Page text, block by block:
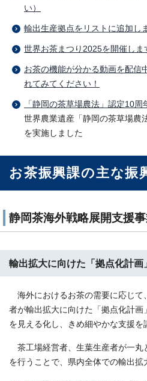
い）
輸出生産拠点をリストに追加し
世界お茶まつり2025を開催しま
お茶の機能が分かる動画を配信
れてみてください！
「静岡の茶草場農法」認定10周
世界農業遺産「静岡の茶草場農
を実施しました
お茶振興課の主な振
静岡茶海外戦略展開支援
輸出拡大に向けた「拠点化計画
海外におけるお茶の需要に応じて
者が輸出拡大に向けた「拠点化計
を見える化し、きめ細やかな支援を
茶工場経営者、生葉生産者が一丸
を行うことで、県内全体での輸出拡